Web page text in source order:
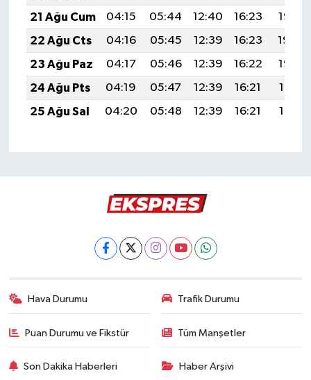
21 Ağu Cum
04:15 05:44 12:40 16:23
19:25
22 Ağu Cts
04:16 05:45 12:39 16:23
19:24
23 Ağu Paz
04:17 05:46 12:39 16:22
19:22
24 Ağu Pts
04:19 05:47 12:39 16:21
19:21
25 Ağu Sal
04:20 05:48 12:39 16:21 19:19
Hava Durumu Trafik Durumu
Puan Durumu ve Fikstür Tüm Manşetler
Son Dakika Haberleri Haber Arşivi